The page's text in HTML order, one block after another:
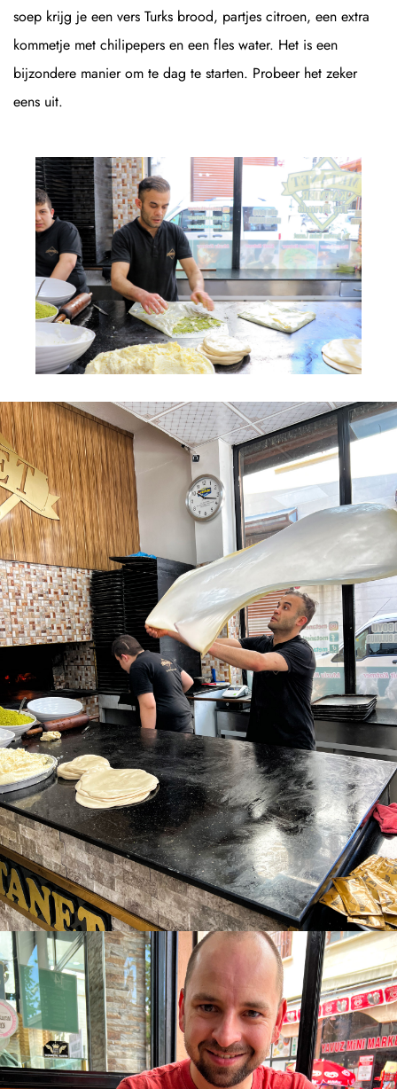
soep krijg je een vers Turks brood, partjes citroen, een extra
kommetje met chilipepers en een fles water. Het is een
bijzondere manier om te dag te starten. Probeer het zeker
eens uit.